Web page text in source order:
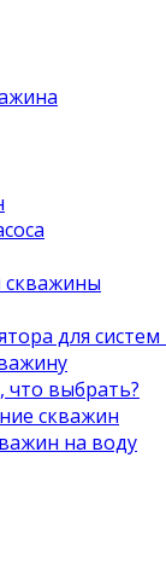
скважины
для
что выбрать?
скважин
на воду